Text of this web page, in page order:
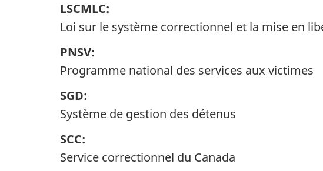
LSCMLC:
Loi sur le système correctionnel et la mise en
PNSV:
Programme national des services aux victimes
SGD:
Système de gestion des détenus
SCC:
Service correctionnel du Canada